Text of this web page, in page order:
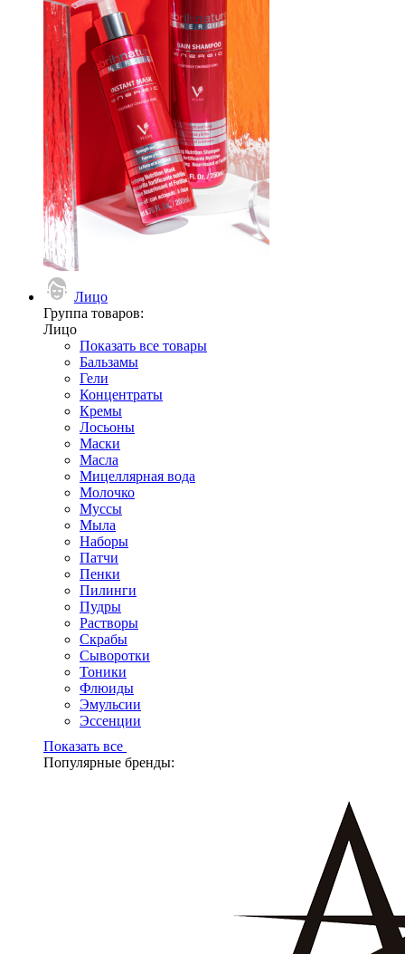
Лицо
Группа товаров:
Лицо
Показать все товары
Бальзамы
Гели
Концентраты
Кремы
Лосьоны
Маски
Масла
Мицеллярная вода
Молочко
Муссы
Мыла
Наборы
Патчи
Пенки
Пилинги
Пудры
Растворы
Скрабы
Сыворотки
Тоники
Флюиды
Эмульсии
Эссенции
Показать все
Популярные бренды: